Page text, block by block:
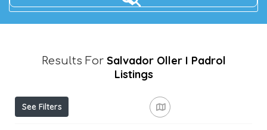
Results For Salvador Oller I Padrol
Listings
See Filters